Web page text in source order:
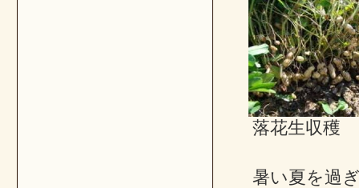
落花生収穫
暑い夏を過